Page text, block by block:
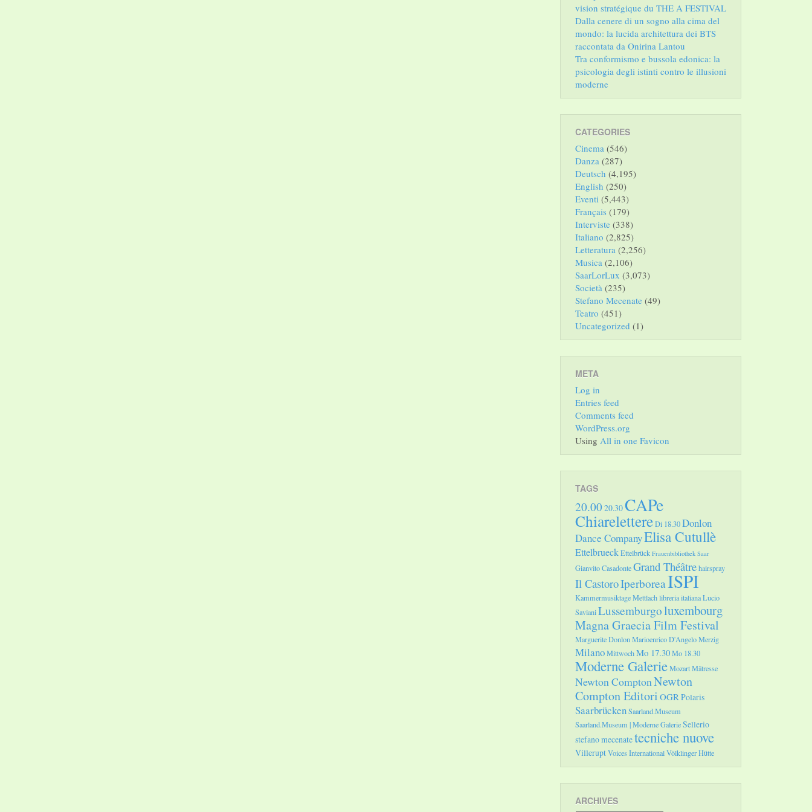
vision stratégique du THE A FESTIVAL
Dalla cenere di un sogno alla cima del
mondo: la lucida architettura dei BTS
raccontata da Onirina Lantou
Tra conformismo e bussola edonica: la
psicologia degli istinti contro le illusioni
moderne
CATEGORIES
Cinema (546)
Danza (287)
Deutsch (4,195)
English (250)
Eventi (5,443)
Français (179)
Interviste (338)
Italiano (2,825)
Letteratura (2,256)
Musica (2,106)
SaarLorLux (3,073)
Società (235)
Stefano Mecenate (49)
Teatro (451)
Uncategorized (1)
META
Log in
Entries feed
Comments feed
WordPress.org
Using All in one Favicon
TAGS
20.00 20.30CAPe
ChiarelettereDi 18.30Donlon
Dance CompanyElisa Cutullè
EttelbrueckEttelbrück Frauenbibliothek Saar
Gianvito CasadonteGrand Théâtrehairspray
Il CastoroIperboreaISPI
Kammermusiktage Mettlachlibreria italianaLucio
SavianiLussemburgoluxembourg
Magna Graecia Film Festival
Marguerite DonlonMarioenrico D'AngeloMerzig
MilanoMittwochMo 17.30Mo 18.30
Moderne GalerieMozartMätresse
Newton ComptonNewton
Compton Editori OGRPolaris
SaarbrückenSaarland.Museum
Saarland.Museum | Moderne GalerieSellerio
stefano mecenatetecniche nuove
VilleruptVoices InternationalVölklinger Hütte
ARCHIVES